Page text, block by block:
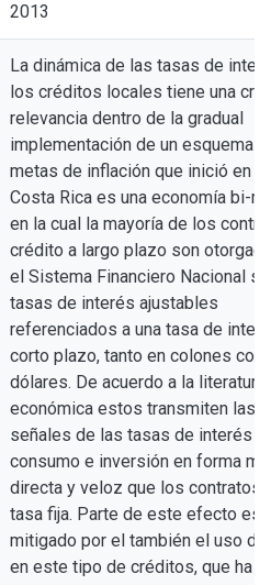
2013
La dinámica de las tasas de
los créditos locales tiene una
relevancia dentro de la gradual
implementación de un esquema
metas de inflación que inició en
Costa Rica es una economía bi-
en la cual la mayoría de los
crédito a largo plazo son
el Sistema Financiero Nacional
tasas de interés ajustables
referenciados a una tasa de
corto plazo, tanto en colones
dólares. De acuerdo a la literatura
económica estos transmiten las
señales de las tasas de interés al
consumo e inversión en forma
directa y veloz que los contratos
tasa fija. Parte de este efecto es
mitigado por el también el uso
en este tipo de créditos, que ha